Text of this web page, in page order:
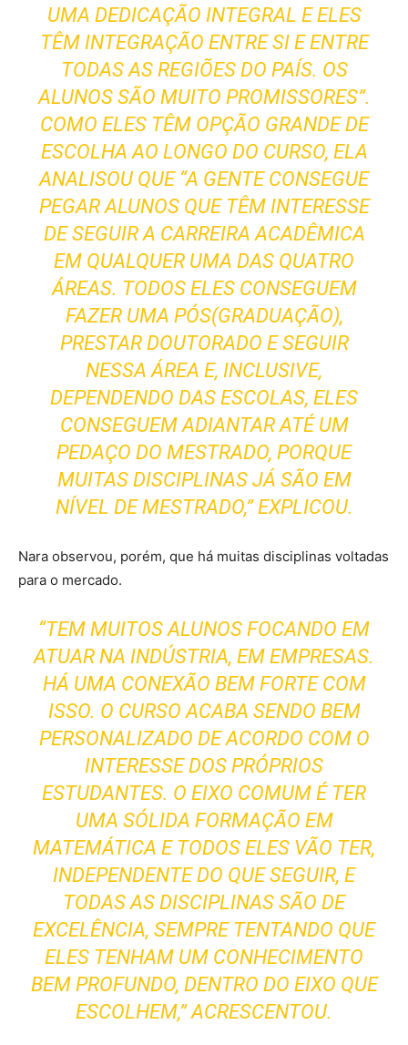
UMA DEDICAÇÃO INTEGRAL E ELES
TÊM INTEGRAÇÃO ENTRE SI E ENTRE
TODAS AS REGIÕES DO PAÍS. OS
ALUNOS SÃO MUITO PROMISSORES”.
COMO ELES TÊM OPÇÃO GRANDE DE
ESCOLHA AO LONGO DO CURSO, ELA
ANALISOU QUE “A GENTE CONSEGUE
PEGAR ALUNOS QUE TÊM INTERESSE
DE SEGUIR A CARREIRA ACADÊMICA
EM QUALQUER UMA DAS QUATRO
ÁREAS. TODOS ELES CONSEGUEM
FAZER UMA PÓS(GRADUAÇÃO),
PRESTAR DOUTORADO E SEGUIR
NESSA ÁREA E, INCLUSIVE,
DEPENDENDO DAS ESCOLAS, ELES
CONSEGUEM ADIANTAR ATÉ UM
PEDAÇO DO MESTRADO, PORQUE
MUITAS DISCIPLINAS JÁ SÃO EM
NÍVEL DE MESTRADO,” EXPLICOU.
Nara observou, porém, que há muitas disciplinas voltadas
para o mercado.
“TEM MUITOS ALUNOS FOCANDO EM
ATUAR NA INDÚSTRIA, EM EMPRESAS.
HÁ UMA CONEXÃO BEM FORTE COM
ISSO. O CURSO ACABA SENDO BEM
PERSONALIZADO DE ACORDO COM O
INTERESSE DOS PRÓPRIOS
ESTUDANTES. O EIXO COMUM É TER
UMA SÓLIDA FORMAÇÃO EM
MATEMÁTICA E TODOS ELES VÃO TER,
INDEPENDENTE DO QUE SEGUIR, E
TODAS AS DISCIPLINAS SÃO DE
EXCELÊNCIA, SEMPRE TENTANDO QUE
ELES TENHAM UM CONHECIMENTO
BEM PROFUNDO, DENTRO DO EIXO QUE
ESCOLHEM,” ACRESCENTOU.